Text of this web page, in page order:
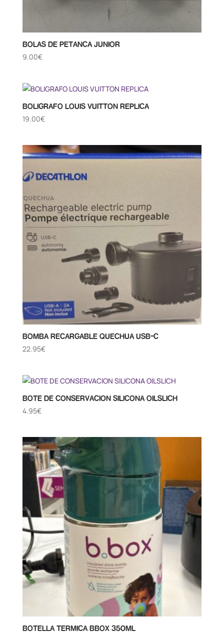
BOLAS DE PETANCA JUNIOR
9.00€
BOLIGRAFO LOUIS VUITTON REPLICA
19.00€
BOMBA RECARGABLE QUECHUA USB-C
22.95€
BOTE DE CONSERVACION SILICONA OILSLICH
4.95€
BOTELLA TERMICA BBOX 350ML